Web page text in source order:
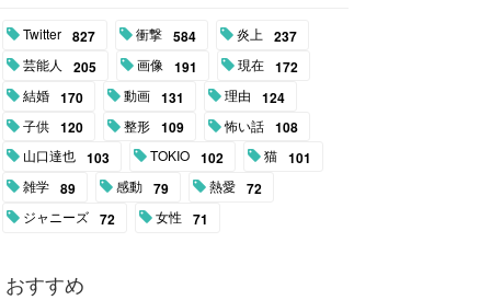
Twitter 827 衝撃 584 炎上 237
芸能人 205 画像 191 現在 172
結婚 170 動画 131 理由 124
子供 120 整形 109 怖い話 108
山口達也 103 TOKIO 102 猫 101
雑学 89 感動 79 熱愛 72
ジャニーズ 72 女性 71
おすすめ